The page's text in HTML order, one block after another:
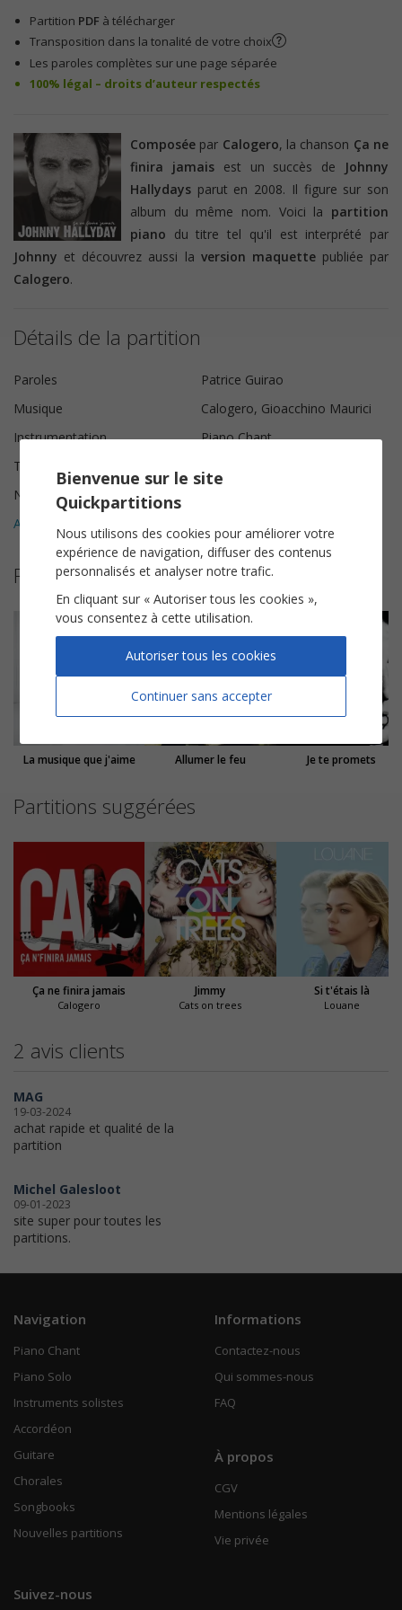
Partition PDF à télécharger
Transposition dans la tonalité de votre choix
Les paroles complètes sur une page séparée
100% légal – droits d’auteur respectés
Composée par Calogero, la chanson Ça ne
finira jamaisest un succès de
Johnny
Hallydays parut en 2008. Il figure sur son
album du même nom. Voici la partition
piano du titre tel qu'il est interprété par
Johnny et découvrez aussi la version maquettepubliée par
Calogero.
Détails de la partition
Paroles
Patrice Guirao
Musique
Calogero, Gioacchino Maurici
Instrumentation
Piano Chant
Tonalité
Nombre de pages
Avis clients (
Plus de partitions de Johnny Hallyday
La musique que j'aime Allumer le feu Je te promets
Partitions suggérées
Ça ne finira jamais
Calogero
Jimmy
Cats on trees
Si t'étais là
Louane
2 avis clients
MAG
19-03-2024
achat rapide et qualité de la
partition
Michel Galesloot
09-01-2023
site super pour toutes les
partitions.
Navigation
Piano Chant
Piano Solo
Instruments solistes
Accordéon
Guitare
Chorales
Songbooks
Nouvelles partitions
Informations
Contactez-nous
Qui sommes-nous
FAQ
À propos
CGV
Mentions légales
Vie privée
Suivez-nous
Bienvenue sur le site
Quickpartitions
Nous utilisons des cookies pour améliorer votre
expérience de navigation, diffuser des contenus
personnalisés et analyser notre trafic.
En cliquant sur « Autoriser tous les cookies »,
vous consentez à cette utilisation.
Continuer sans accepter
Autoriser tous les cookies